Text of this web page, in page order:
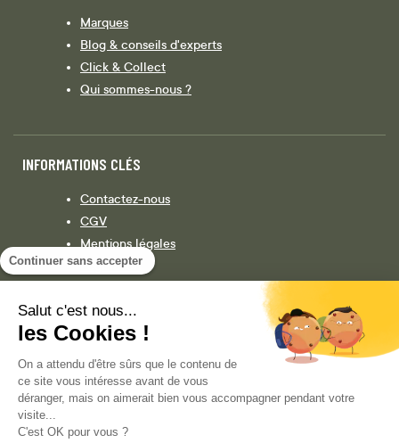
Continuer sans accepter
Salut c'est nous...
les Cookies !
On a attendu d'être sûrs que le contenu de
ce site vous intéresse avant de vous
déranger, mais on aimerait bien vous accompagner pendant votre
visite...
C'est OK pour vous ?
Marques
Blog & conseils d'experts
Click & Collect
Qui sommes-nous ?
INFORMATIONS CLÉS
Contactez-nous
CGV
Mentions légales
Législation
Facebook Instagram
COPYRIGHT © 2013-AUJOURD'HUI MAGENTO, INC. TOUS DROITS RÉSERVÉS.